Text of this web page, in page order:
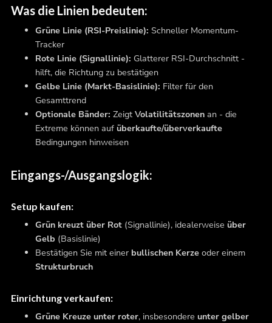
Was die Linien bedeuten:
Grüne Linie (RSI-Preislinie): Schneller Momentum-
Tracker
Rote Linie (Signallinie): Glatterer RSI-Durchschnitt -
hilft, die Richtung zu bestätigen
Gelbe Linie (Markt-Basislinie): Filter für den
Gesamttrend
Optionale Bänder: Zeigt Volatilitätszonenan - die
Extreme können auf überkaufte/überverkaufte
Bedingungen hinweisen
Eingangs-/Ausgangslogik:
Setup kaufen:
Grün kreuzt über Rot(Signallinie), idealerweise über
Gelb (Basislinie)
Bestätigen Sie mit einer bullischen Kerzeoder einem
Strukturbruch
Einrichtung verkaufen:
Grüne Kreuze unter roter, insbesondere unter gelber